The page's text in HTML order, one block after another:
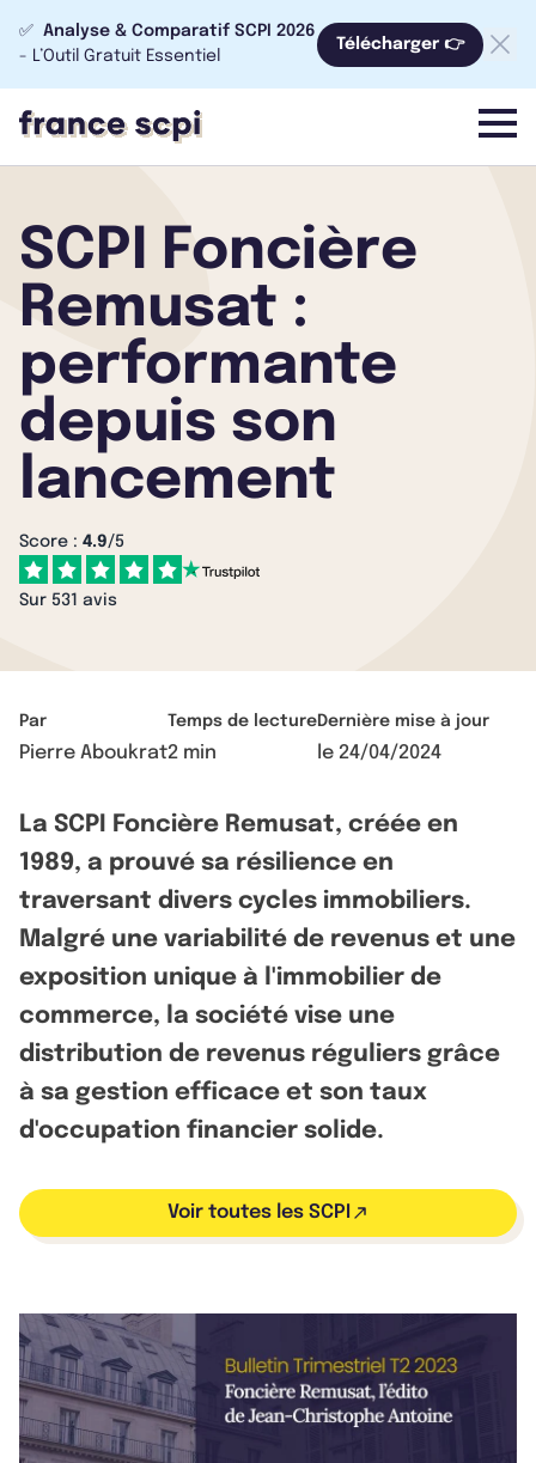
✅ Analyse & Comparatif SCPI 2026
- L’Outil Gratuit Essentiel
Télécharger 👉
menu
SCPI Foncière
Remusat :
performante
depuis son
lancement
Score : 4.9/5
Sur 531 avis
Par
Pierre Aboukrat
Temps de lecture
2 min
Dernière mise à jour
le 24/04/2024
La SCPI Foncière Remusat, créée en
1989, a prouvé sa résilience en
traversant divers cycles immobiliers.
Malgré une variabilité de revenus et une
exposition unique à l'immobilier de
commerce, la société vise une
distribution de revenus réguliers grâce
à sa gestion efficace et son taux
d'occupation financier solide.
Voir toutes les SCPI